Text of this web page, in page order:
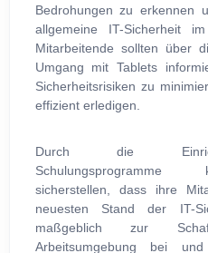
Bedrohungen zu erkennen
allgemeine IT-Sicherheit
Mitarbeitende sollten über
Umgang mit Tablets
Sicherheitsrisiken zu
effizient erledigen.
Durch die
Schulungsprogramme
sicherstellen, dass ihre
neuesten Stand der IT-
maßgeblich zur
Arbeitsumgebung bei